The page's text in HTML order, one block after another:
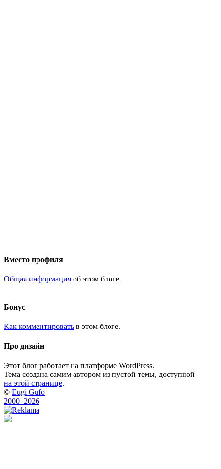
Вместо профиля
Общая информация об этом блоге.
Бонус
Как комментировать в этом блоге.
Про дизайн
Этот блог работает на платформе WordPress.
Тема создана самим автором из пустой темы, доступной
на этой странице.
© Eugi Gufo
2000–2026